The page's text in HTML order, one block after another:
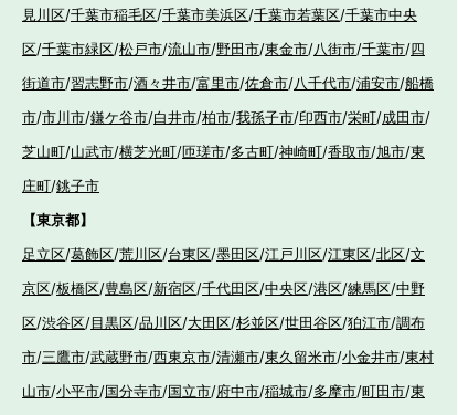
見川区/千葉市稲毛区/千葉市美浜区/千葉市若葉区/千葉市中央
区/千葉市緑区/松戸市/流山市/野田市/東金市/八街市/千葉市/四
街道市/習志野市/酒々井市/富里市/佐倉市/八千代市/浦安市/船橋
市/市川市/鎌ケ谷市/白井市/柏市/我孫子市/印西市/栄町/成田市/
芝山町/山武市/横芝光町/匝瑳市/多古町/神崎町/香取市/旭市/東
庄町/銚子市
【東京都】
足立区/葛飾区/荒川区/台東区/墨田区/江戸川区/江東区/北区/文
京区/板橋区/豊島区/新宿区/千代田区/中央区/港区/練馬区/中野
区/渋谷区/目黒区/品川区/大田区/杉並区/世田谷区/狛江市/調布
市/三鷹市/武蔵野市/西東京市/清瀬市/東久留米市/小金井市/東村
山市/小平市/国分寺市/国立市/府中市/稲城市/多摩市/町田市/東